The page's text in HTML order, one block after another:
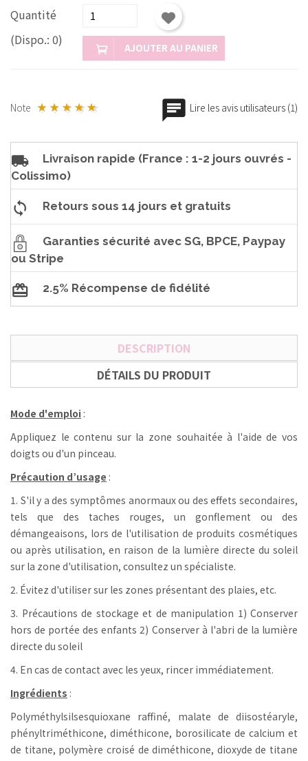
Quantité
(Dispo.: 0)
AJOUTER AU PANIER
Note Lire les avis utilisateurs (1)
Livraison rapide (France : 1-2 jours ouvrés -
Colissimo)
Retours sous 14 jours et gratuits
Garanties sécurité avec SG, BPCE, Paypay
ou Stripe
2.5% Récompense de fidélité
DESCRIPTION
DÉTAILS DU PRODUIT
Mode d'emploi :
Appliquez le contenu sur la zone souhaitée à l'aide de vos
doigts ou d'un pinceau.
Précaution d’usage :
1. S'il y a des symptômes anormaux ou des effets secondaires,
tels que des taches rouges, un gonflement ou des
démangeaisons, lors de l'utilisation de produits cosmétiques
ou après utilisation, en raison de la lumière directe du soleil
sur la zone d'utilisation, consultez un spécialiste.
2. Évitez d'utiliser sur les zones présentant des plaies, etc.
3. Précautions de stockage et de manipulation 1) Conserver
hors de portée des enfants 2) Conserver à l'abri de la lumière
directe du soleil
4. En cas de contact avec les yeux, rincer immédiatement.
Ingrédients :
Polyméthylsilsesquioxane raffiné, malate de diisostéaryle,
phényltriméthicone, diméthicone, borosilicate de calcium et
de titane, polymère croisé de diméthicone, dioxyde de titane